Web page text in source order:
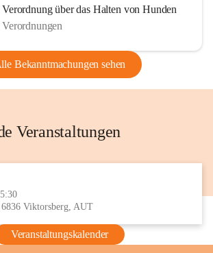
Verordnung über das Halten von Hunden
Verordnungen
Bekanntmachungen sehen
Veranstaltungen
6836 Viktorsberg, AUT
Veranstaltungskalender